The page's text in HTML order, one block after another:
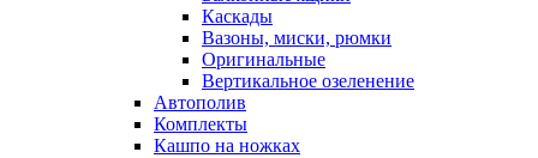
Каскады
Вазоны, миски, рюмки
Оригинальные
Вертикальное озеленение
Автополив
Комплекты
Кашпо на ножках